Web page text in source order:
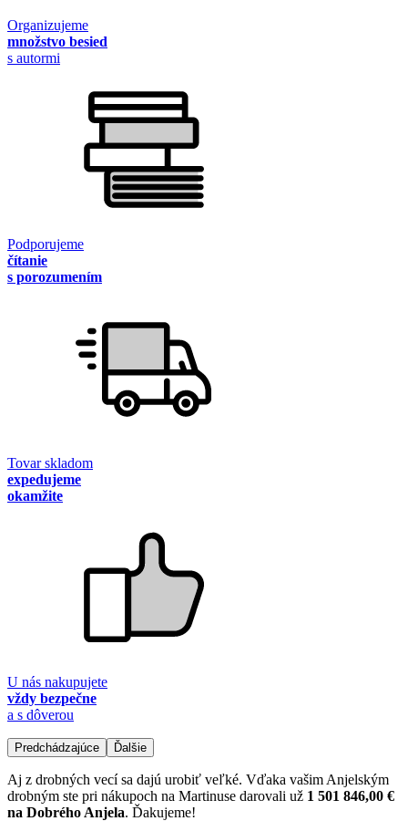
Organizujeme
množstvo besied
s autormi
Podporujeme
čítanie
s porozumením
Tovar skladom
expedujeme
okamžite
U nás nakupujete
vždy bezpečne
a s dôverou
Predchádzajúce Ďalšie
Aj z drobných vecí sa dajú urobiť veľké. Vďaka vašim Anjelským
drobným ste pri nákupoch na Martinuse darovali už 1 501 846,00 €
na Dobrého Anjela. Ďakujeme!